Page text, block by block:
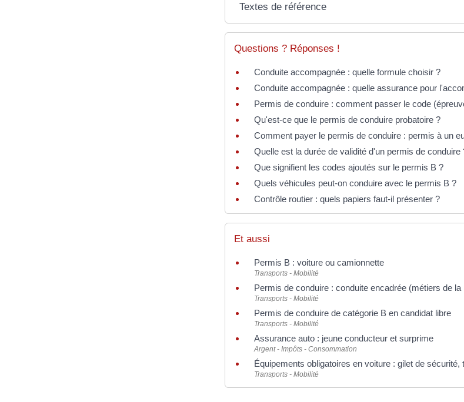
Textes de référence
Questions ? Réponses !
Conduite accompagnée : quelle formule choisir ?
Conduite accompagnée : quelle assurance pour
Permis de conduire : comment passer le code
Qu'est-ce que le permis de conduire probatoire ?
Comment payer le permis de conduire : permis à un
Quelle est la durée de validité d'un permis de conduire
Que signifient les codes ajoutés sur le permis B ?
Quels véhicules peut-on conduire avec le permis B ?
Contrôle routier : quels papiers faut-il présenter ?
Et aussi
Permis B : voiture ou camionnette
Transports - Mobilité
Permis de conduire : conduite encadrée (métiers de la
Transports - Mobilité
Permis de conduire de catégorie B en candidat libre
Transports - Mobilité
Assurance auto : jeune conducteur et surprime
Argent - Impôts - Consommation
Équipements obligatoires en voiture : gilet de sécurité,
Transports - Mobilité